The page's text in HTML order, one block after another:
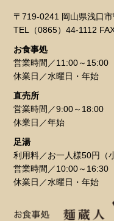
〒719-0241 岡山県浅口
TEL（0865）44-1112
お食事処
営業時間／11:00～15:00
休業日／水曜日・年始
直売所
営業時間／9:00～18:00
休業日／年始
足湯
利用料／お一人様50円（
営業時間／10:00～16:30
休業日／水曜日・年始